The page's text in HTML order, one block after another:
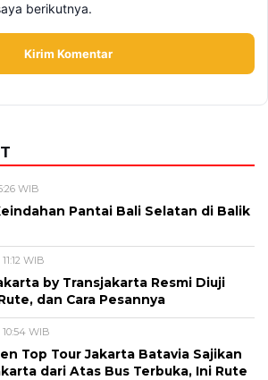
berikutnya.
WIB
Pantai Bali Selatan di Balik
WIB
by Transjakarta Resmi Diuji
dan Cara Pesannya
WIB
Top Tour Jakarta Batavia Sajikan
dari Atas Bus Terbuka, Ini Rute